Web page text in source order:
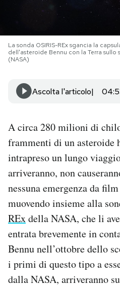
NEWSLETTER
I MIEI PREFERITI
AREA PERSONALE
Area Personale
Newsletter
Notifiche mobile
Regala il Post
La sonda OSIRIS-REx sgancia la
dell'asteroide Bennu con la Terra
(NASA)
Ascolta l'articolo
A circa 280 milioni di
frammenti di un asteroide
intrapreso un lungo
arriveranno, non
nessuna emergenza da
muovendo insieme alla
RExdella NASA, che li
entrata brevemente in
Bennu nell’ottobre dello
i primi di questo tipo a
dalla NASA, arriveranno